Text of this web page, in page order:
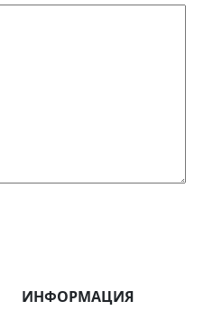
ИНФОРМАЦИЯ